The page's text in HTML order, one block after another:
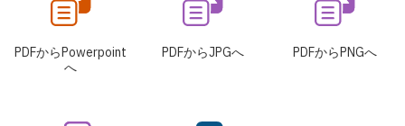
PDFからPowerpoint
へ
PDFからJPGへ PDFからPNGへ